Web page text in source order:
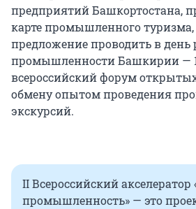
предприятий Башкортостана,
карте промышленного
предложение проводить в день
промышленности Башкирии —
всероссийский форум
обмену опытом проведения
экскурсий.
II Всероссийский
промышленность» — это